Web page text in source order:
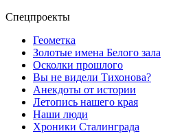
Спецпроекты
Геометка
Золотые имена Белого зала
Осколки прошлого
Вы не видели Тихонова?
Анекдоты от истории
Летопись нашего края
Наши люди
Хроники Сталинграда